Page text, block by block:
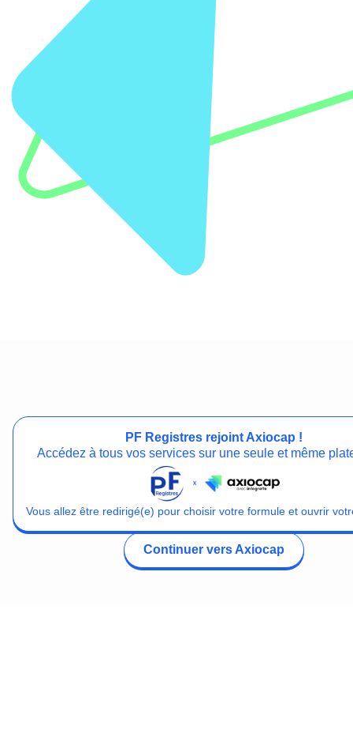
PF Registres rejoint Axiocap !
Accédez à tous vos services sur une seule et même
Vous allez être redirigé(e) pour choisir votre formule et ouvrir
Continuer vers Axiocap